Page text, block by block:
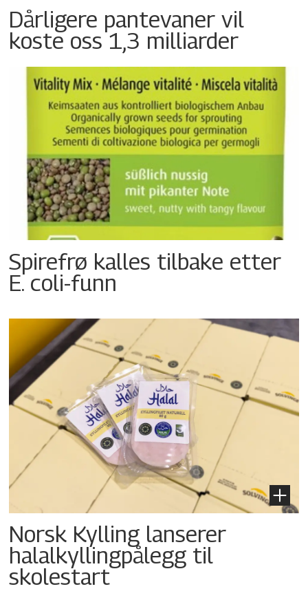
Dårligere pantevaner vil
koste oss 1,3 milliarder
Spirefrø kalles tilbake etter
E. coli-funn
Norsk Kylling lanserer
halalkyllingpålegg til
skolestart